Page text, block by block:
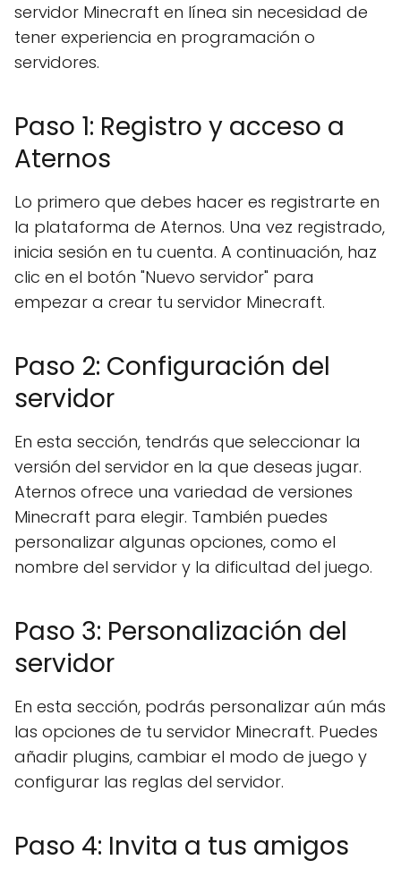
servidor Minecraft en línea sin necesidad de
tener experiencia en programación o
servidores.
Paso 1: Registro y acceso a
Aternos
Lo primero que debes hacer es registrarte en
la plataforma de Aternos. Una vez registrado,
inicia sesión en tu cuenta. A continuación, haz
clic en el botón "Nuevo servidor" para
empezar a crear tu servidor Minecraft.
Paso 2: Configuración del
servidor
En esta sección, tendrás que seleccionar la
versión del servidor en la que deseas jugar.
Aternos ofrece una variedad de versiones
Minecraft para elegir. También puedes
personalizar algunas opciones, como el
nombre del servidor y la dificultad del juego.
Paso 3: Personalización del
servidor
En esta sección, podrás personalizar aún más
las opciones de tu servidor Minecraft. Puedes
añadir plugins, cambiar el modo de juego y
configurar las reglas del servidor.
Paso 4: Invita a tus amigos